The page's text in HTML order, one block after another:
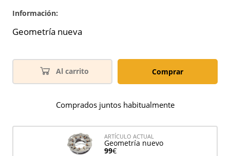
Información:
Geometría nueva
Al carrito Comprar
Comprados juntos habitualmente
ARTÍCULO ACTUAL
Geometría nuevo
99€